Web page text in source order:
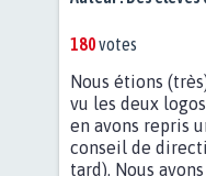
180votes
Nous étions
vu les deux
en avons repris
conseil de
tard). Nous